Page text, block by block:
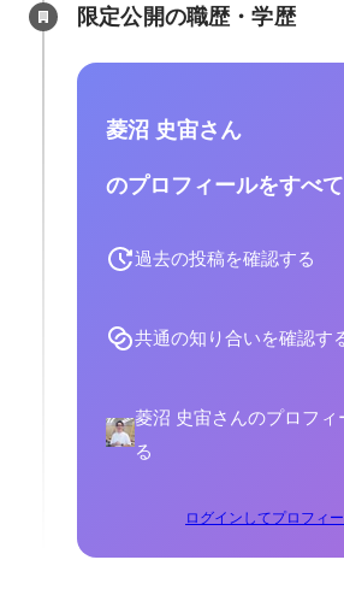
限定公開の職歴・学歴
菱沼 史宙さん
のプロフィールをすべ
過去の投稿を確認する
共通の知り合いを確認す
菱沼 史宙さんのプロフィ
る
ログインしてプロフィ